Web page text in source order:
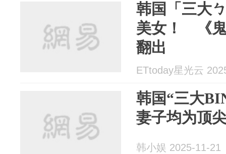
韩国「三大
美女！ 《鬼
翻出
ETtoday星光云
韩国“三大
妻子均为顶
韩小娱 2025-11-21